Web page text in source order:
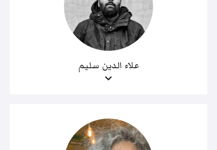
علاء الدين سليم